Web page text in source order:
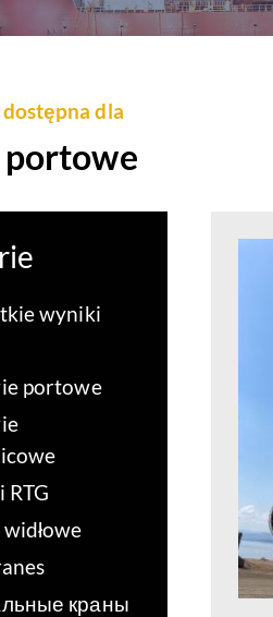
dla
wyniki
portowe
RTG
краны